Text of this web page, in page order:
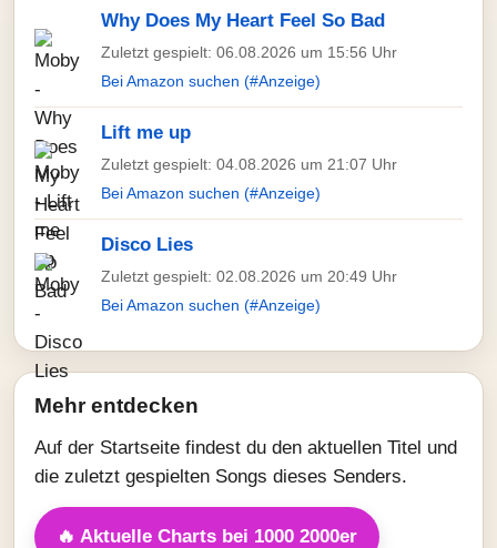
Why Does My Heart Feel So Bad
Zuletzt gespielt: 06.08.2026 um 15:56 Uhr
Bei Amazon suchen (#Anzeige)
Lift me up
Zuletzt gespielt: 04.08.2026 um 21:07 Uhr
Bei Amazon suchen (#Anzeige)
Disco Lies
Zuletzt gespielt: 02.08.2026 um 20:49 Uhr
Bei Amazon suchen (#Anzeige)
Mehr entdecken
Auf der Startseite findest du den aktuellen Titel und
die zuletzt gespielten Songs dieses Senders.
🔥 Aktuelle Charts bei 1000 2000er